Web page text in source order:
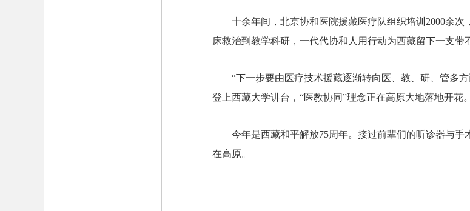
十余年间，北京协和医院援藏医疗队组织培训2000余
床救治到教学科研，一代代协和人用行动为西藏留下一支带
“下一步要由医疗技术援藏逐渐转向医、教、研、管多
登上西藏大学讲台，“医教协同”理念正在高原大地落地开花。
今年是西藏和平解放75周年。接过前辈们的听诊器与
在高原。